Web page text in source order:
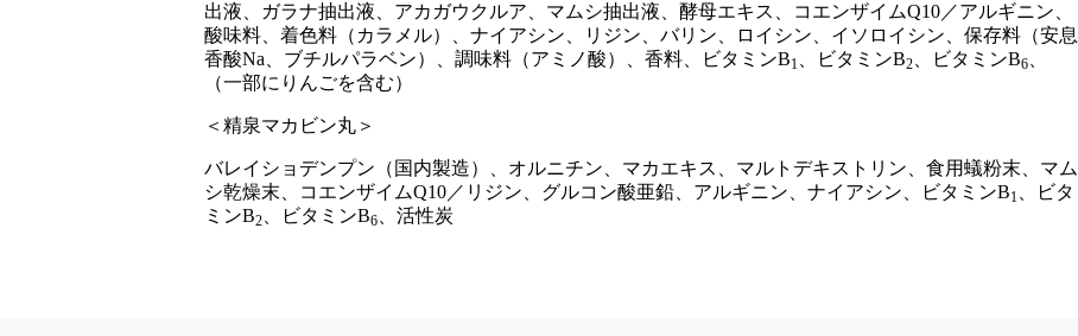
出液、ガラナ抽出液、アカガウクルア、マムシ抽出液、酵母エキス、コエンザイムQ10／アルギニン、
酸味料、着色料（カラメル）、ナイアシン、リジン、バリン、ロイシン、イソロイシン、保存料（安息
香酸Na、ブチルパラベン）、調味料（アミノ酸）、香料、ビタミンB1 、ビタミンB2 、ビタミンB6
（一部にりんごを含む）
＜精泉マカビン丸＞
バレイショデンプン（国内製造）、オルニチン、マカエキス、マルトデキストリン、食用蟻粉末、マム
シ乾燥末、コエンザイムQ10／リジン、グルコン酸亜鉛、アルギニン、ナイアシン、ビタミンB1
、ビタ
ミンB2 、ビタミンB6 、活性炭